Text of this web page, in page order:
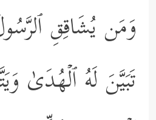
وَمَن یُشَاقِقِ
تَبَیَّنَ لَهُ ٱلۡهُدَىٰ